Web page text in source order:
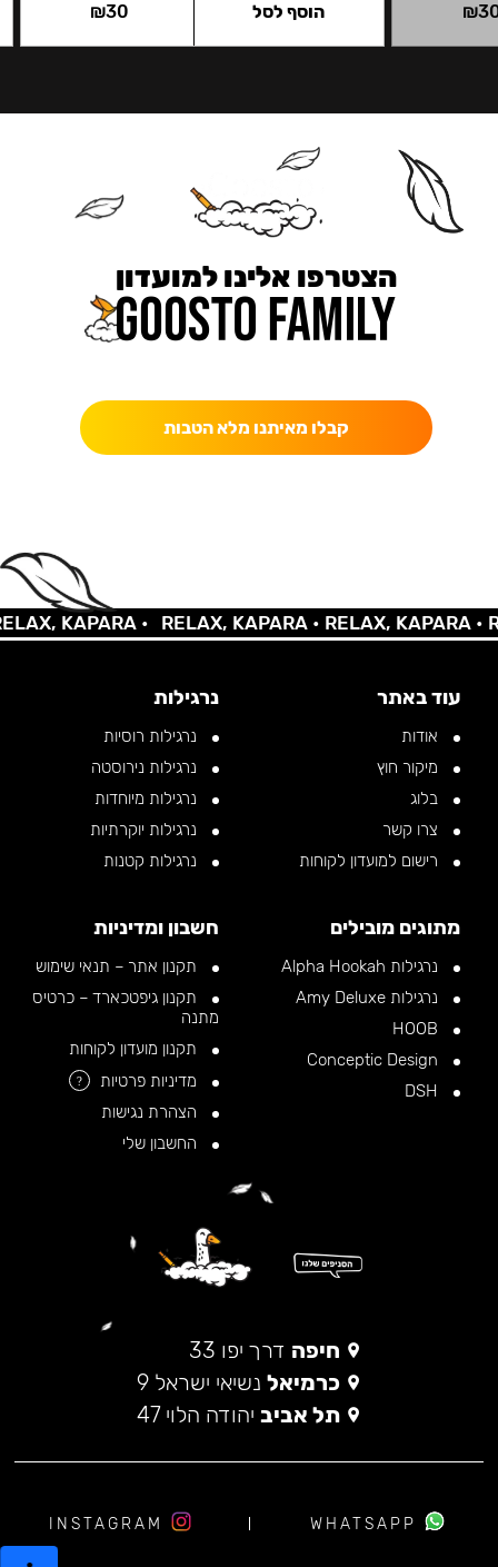
₪
₪30 הוסף לסל
הצטרפו אלינו למועדון
קבלו מאיתנו מלא הטבות
KAPARA • RELAX, KAPARA •RELAX, KAPARA •
עוד באתר
אודות
מיקור חוץ
בלוג
צרו קשר
רישום למועדון לקוחות
נרגילות
נרגילות רוסיות
נרגילות נירוסטה
נרגילות מיוחדות
נרגילות יוקרתיות
נרגילות קטנות
מתוגים מובילים
נרגילות Alpha Hookah
נרגילות Amy Deluxe
חשבון ומדיניות
תקנון אתר – תנאי שימוש
תקנון גיפטכארד – כרטיס
מתנה
תקנון מועדון לקוחות
מדיניות פרטיות
?
הצהרת נגישות
החשבון שלי
חיפה דרך יפו 33
כרמיאל נשיאי ישראל 9
תל אביב יהודה הלוי 47
WHATSAPP
INSTAGRAM